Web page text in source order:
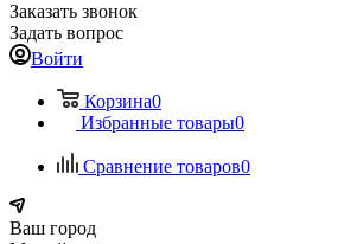
Заказать звонок
Задать вопрос
Войти
Корзина0
Избранные товары0
Сравнение товаров0
Ваш город